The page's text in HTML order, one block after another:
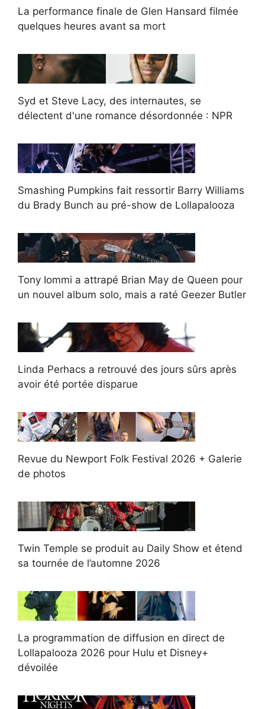
La performance finale de Glen Hansard filmée
quelques heures avant sa mort
Syd et Steve Lacy, des internautes, se
délectent d'une romance désordonnée : NPR
Smashing Pumpkins fait ressortir Barry Williams
du Brady Bunch au pré-show de Lollapalooza
Tony Iommi a attrapé Brian May de Queen pour
un nouvel album solo, mais a raté Geezer Butler
Linda Perhacs a retrouvé des jours sûrs après
avoir été portée disparue
Revue du Newport Folk Festival 2026 + Galerie
de photos
Twin Temple se produit au Daily Show et étend
sa tournée de l’automne 2026
La programmation de diffusion en direct de
Lollapalooza 2026 pour Hulu et Disney+
dévoilée